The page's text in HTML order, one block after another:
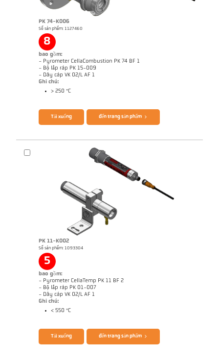
Báo cáo kỹ thuật Optical temperature
measurement in combustion plants
PK 74-K006
Số sản phẩm: 1127460
8
bao gồm:
- Pyrometer CellaCombustion PK 74 BF 1
- Bộ lắp ráp PK 15-009
- Dây cáp VK 02/L AF 1
Ghi chú:
> 250 °C
Báo cáo kỹ thuật Optical temperature
measurement in combustion plants
Tải xuống đến trang sản phẩm
PK 11-K002
Số sản phẩm: 1093304
5
bao gồm:
- Pyrometer CellaTemp PK 11 BF 2
- Bộ lắp ráp PK 01-007
- Dây cáp VK 02/L AF 1
Ghi chú:
< 550 °C
Tải xuống đến trang sản phẩm